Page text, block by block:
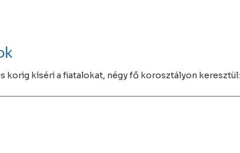
korig kíséri a fiatalokat, négy fő korosztályon keresztül: